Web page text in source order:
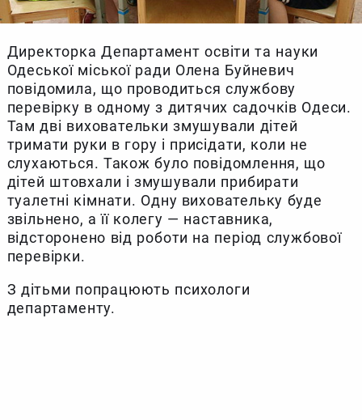
Директорка Департамент освіти та науки
Одеської міської ради Олена Буйневич
повідомила, що проводиться службову
перевірку в одному з дитячих садочків Одеси.
Там дві виховательки змушували дітей
тримати руки в гору і присідати, коли не
слухаються. Також було повідомлення, що
дітей штовхали і змушували прибирати
туалетні кімнати. Одну виховательку буде
звільнено, а її колегу — наставника,
відсторонено від роботи на період службової
перевірки.
З дітьми попрацюють психологи
департаменту.